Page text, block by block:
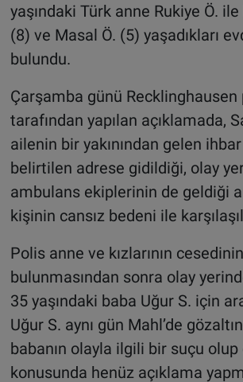
yaşındaki Türk anne Rukiye Ö. ile
(8) ve Masal Ö. (5) yaşadıkları
bulundu.
Çarşamba günü Recklinghausen
tarafından yapılan açıklamada,
ailenin bir yakınından gelen
belirtilen adrese gidildiği, olay
ambulans ekiplerinin de geldiği
kişinin cansız bedeni ile
Polis anne ve kızlarının cesedinin
bulunmasından sonra olay
35 yaşındaki baba Uğur S. için
Uğur S. aynı gün Mahl’de
babanın olayla ilgili bir suçu olup
konusunda henüz açıklama